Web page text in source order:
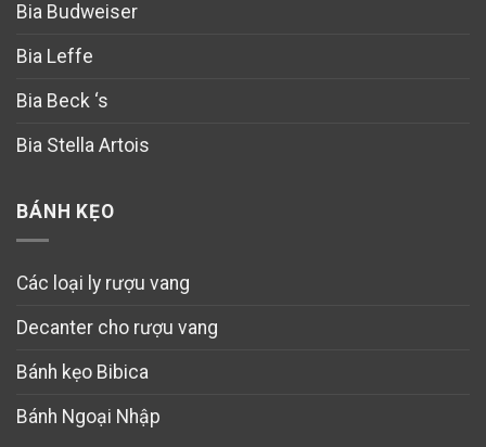
Bia Budweiser
Bia Leffe
Bia Beck ‘s
Bia Stella Artois
BÁNH KẸO
Các loại ly rượu vang
Decanter cho rượu vang
Bánh kẹo Bibica
Bánh Ngoại Nhập